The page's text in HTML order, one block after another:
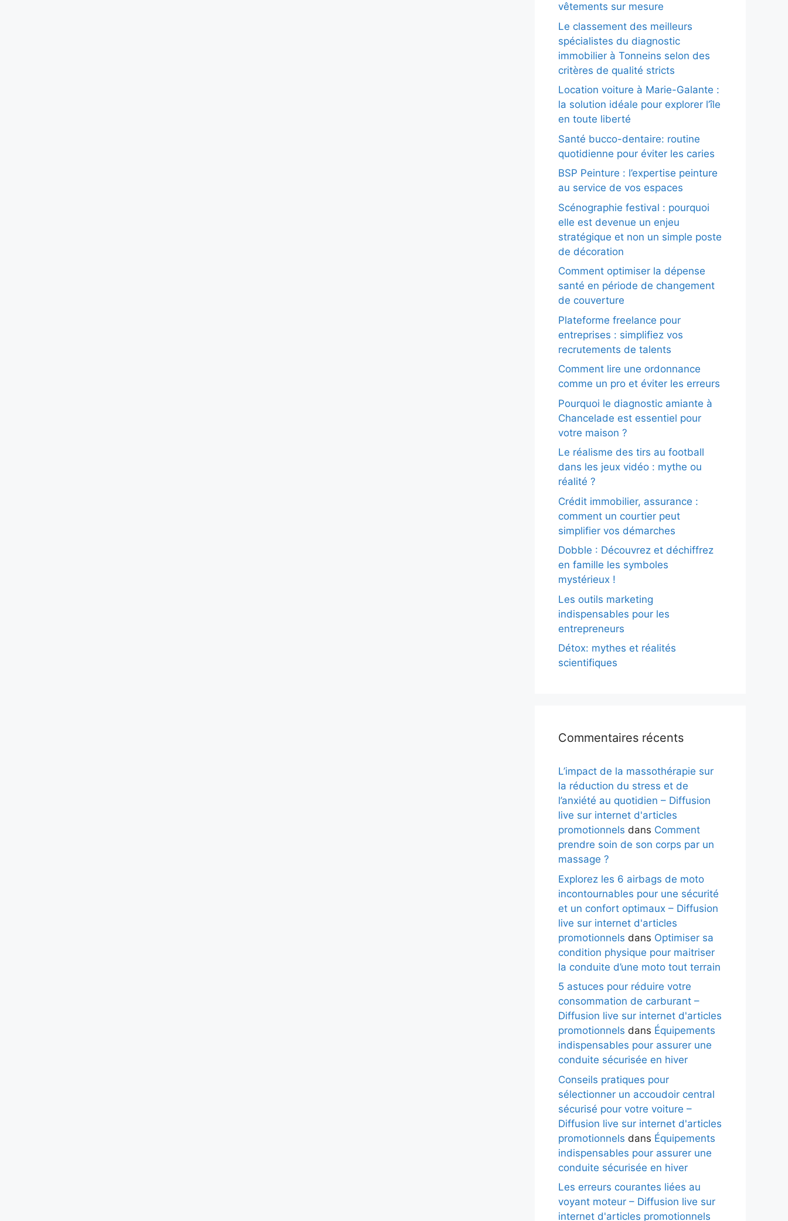
vêtements sur mesure
Le classement des meilleurs
spécialistes du diagnostic
immobilier à Tonneins selon des
critères de qualité stricts
Location voiture à Marie-Galante :
la solution idéale pour explorer l’île
en toute liberté
Santé bucco-dentaire: routine
quotidienne pour éviter les caries
BSP Peinture : l’expertise peinture
au service de vos espaces
Scénographie festival : pourquoi
elle est devenue un enjeu
stratégique et non un simple poste
de décoration
Comment optimiser la dépense
santé en période de changement
de couverture
Plateforme freelance pour
entreprises : simplifiez vos
recrutements de talents
Comment lire une ordonnance
comme un pro et éviter les erreurs
Pourquoi le diagnostic amiante à
Chancelade est essentiel pour
votre maison ?
Le réalisme des tirs au football
dans les jeux vidéo : mythe ou
réalité ?
Crédit immobilier, assurance :
comment un courtier peut
simplifier vos démarches
Dobble : Découvrez et déchiffrez
en famille les symboles
mystérieux !
Les outils marketing
indispensables pour les
entrepreneurs
Détox: mythes et réalités
scientifiques
Commentaires récents
L’impact de la massothérapie sur
la réduction du stress et de
l’anxiété au quotidien – Diffusion
live sur internet d'articles
promotionnels dans Comment
prendre soin de son corps par un
massage ?
Explorez les 6 airbags de moto
incontournables pour une sécurité
et un confort optimaux – Diffusion
live sur internet d'articles
promotionnels dans Optimiser sa
condition physique pour maitriser
la conduite d’une moto tout terrain
5 astuces pour réduire votre
consommation de carburant –
Diffusion live sur internet d'articles
promotionnels dans Équipements
indispensables pour assurer une
conduite sécurisée en hiver
Conseils pratiques pour
sélectionner un accoudoir central
sécurisé pour votre voiture –
Diffusion live sur internet d'articles
promotionnels dans Équipements
indispensables pour assurer une
conduite sécurisée en hiver
Les erreurs courantes liées au
voyant moteur – Diffusion live sur
internet d'articles promotionnels